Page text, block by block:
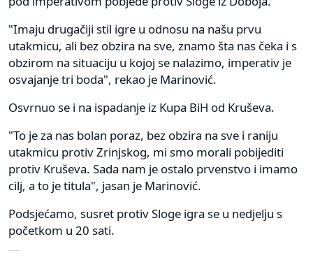
"Imaju drugačiji stil igre u odnosu na našu prvu
utakmicu, ali bez obzira na sve, znamo šta nas čeka i s
obzirom na situaciju u kojoj se nalazimo, imperativ je
osvajanje tri boda", rekao je Marinović.
Osvrnuo se i na ispadanje iz Kupa BiH od Kruševa.
"To je za nas bolan poraz, bez obzira na sve i raniju
utakmicu protiv Zrinjskog, mi smo morali pobijediti
protiv Kruševa. Sada nam je ostalo prvenstvo i imamo
cilj, a to je titula", jasan je Marinović.
Podsjećamo, susret protiv Sloge igra se u nedjelju s
početkom u 20 sati.